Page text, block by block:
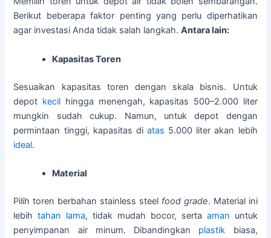
Berikut beberapa faktor penting yang perlu diperhatikan
agar investasi Anda tidak salah langkah.Antara lain:
Kapasitas Toren
Sesuaikan kapasitas toren dengan skala bisnis. Untuk
depot kecil hingga menengah, kapasitas 500–2.000 liter
mungkin sudah cukup. Namun, untuk depot dengan
permintaan tinggi, kapasitas di atas 5.000 liter akan lebih
ideal.
Material
Pilih toren berbahan stainless steel food grade. Material ini
lebihtahan lama, tidak mudah bocor, serta aman untuk
penyimpanan air minum. Dibandingkan plastik biasa,